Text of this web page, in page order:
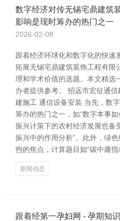
数字经济对传无锡宅鼎建筑
影响是现时筹办的热门之一
2026-02-08
跟着经济环球化和数字化的快速
拓展无锡宅鼎建筑装饰工程有限
理和学术价值的选题。本文精选
办者提供参考。 招远市宏征通
建施工 通信设备安装 当先，数
筹办的热门之一，如“数字本事
振兴计策下的农村经济发展也备
振兴中的作用分析”。此外，绿
煦的焦点，计算题目如“碳中庸
新闻动态
跟着经第一孕妇网 - 孕期知